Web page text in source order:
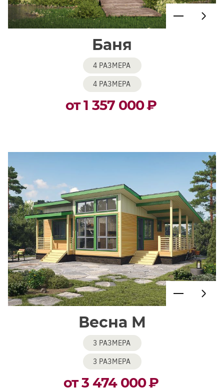
Баня
4 РАЗМЕРА
4 РАЗМЕРА
от 1 357 000₽
Весна М
3 РАЗМЕРА
3 РАЗМЕРА
от 3 474 000₽